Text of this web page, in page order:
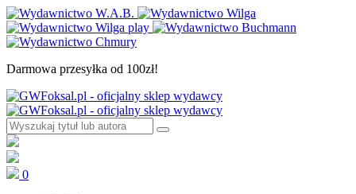
Darmowa przesyłka od 100zł!
0